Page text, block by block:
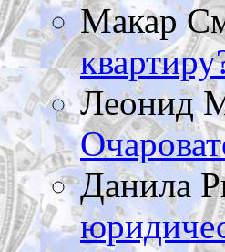
Макар
Леонид
Данила